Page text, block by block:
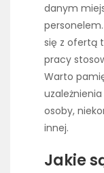
danym
się z ofertą
pracy
Warto
osoby,
innej.
Jakie